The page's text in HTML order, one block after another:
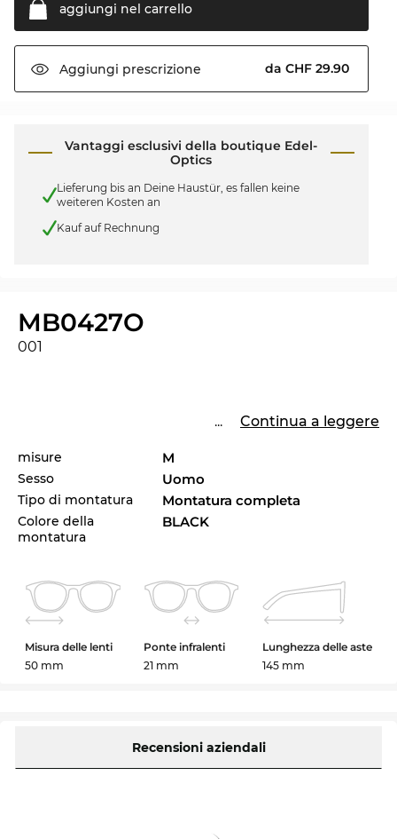
aggiungi nel carrello
Aggiungi prescrizione da CHF 29.90
Vantaggi esclusivi della boutique Edel-
Optics
Lieferung bis an Deine Haustür, es fallen keine
weiteren Kosten an
Kauf auf Rechnung
MB0427O
001
... Continua a leggere
misure M
Sesso Uomo
Tipo di montatura Montatura completa
Colore della
montatura
BLACK
Misura delle lenti
50 mm
Ponte infralenti
21 mm
Lunghezza delle aste
145 mm
Recensioni aziendali